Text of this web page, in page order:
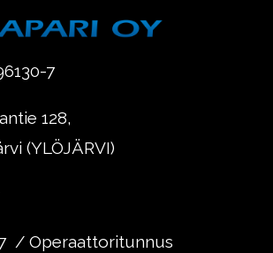
7
128,
(YLÖJÄRVI)
/ Operaattoritunnus